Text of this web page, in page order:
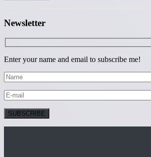
Newsletter
Enter your name and email to subscribe me!